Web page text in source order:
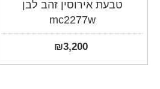
טבעת אירוסין זהב לבן
mc2277w
₪3,200